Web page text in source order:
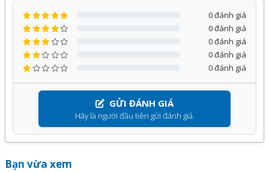
linh hoạt giữa máy tính và các thiết bị ngoại vi.
Sản phẩmBộ chuyển đổi USB WiFi Nano Bluetooth 4.2
AC600 TP-Link Archer T2UB Nano
TP-LINKphân
phối bởi Kỹ Thuật Vtech được cam kết chính hãng, giá tốt
và bảo hành
12 tháng
, đi kèm với nhiều chương trình ưu
đãi hấp dẫn khác.
Quý khách hàng hoàn toàn yên tâm khi lựa chọn sử dụng
GỬI ĐÁNH GIÁ
Hãy là người đầu tiên gửi đánh giá.
0 đánh giá
0 đánh giá
0 đánh giá
0 đánh giá
0 đánh giá
Bạn vừa xem